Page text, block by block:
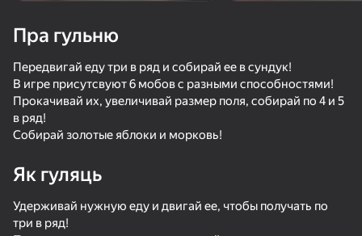
Пра гульню
Передвигай еду три в ряд и собирай ее в сундук!
В игре присутсвуют 6 мобов с разными способностями!
Прокачивай их, увеличивай размер поля, собирай по 4 и 5
в ряд!
Собирай золотые яблоки и морковь!
Як гуляць
Удерживай нужную еду и двигай ее, чтобы получать по
три в ряд!